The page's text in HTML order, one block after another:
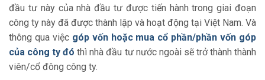
đầu tư này của nhà đầu tư được tiến hành trong giai đoạn
công ty này đã được thành lập và hoạt động tại Việt Nam. Và
thông qua việc góp vốn hoặc mua cổ phần/phần vốn góp
của công ty đó thì nhà đầu tư nước ngoài sẽ trở thành thành
viên/cổ đông công ty.